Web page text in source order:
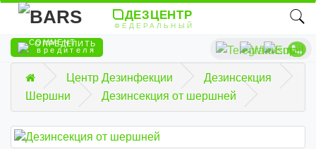
ДЕЗЦЕНТР
ФЕДЕРАЛЬНЫЙ
ОПРЕДЕЛИТЬ
вредителя
Центр Дезинфекции
Дезинсекция
Шершни
Дезинсекция от шершней